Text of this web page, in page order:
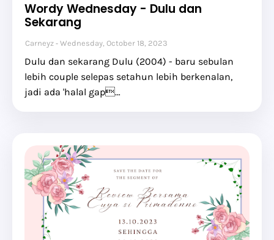
Wordy Wednesday - Dulu dan
Sekarang
Carneyz Wednesday, October 18, 2023
Dulu dan sekarang Dulu (2004) - baru sebulan
lebih couple selepas setahun lebih berkenalan,
jadi ada 'halal gap…